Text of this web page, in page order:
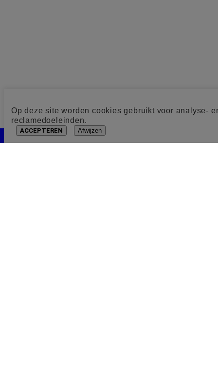
Op deze site worden cookies gebruikt voor analyse-
reclamedoeleinden.
ACCEPTEREN Afwijzen
Cookie toestemming